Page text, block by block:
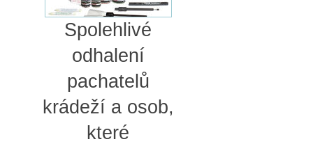
Spolehlivé
odhalení
pachatelů
krádeží a osob,
které